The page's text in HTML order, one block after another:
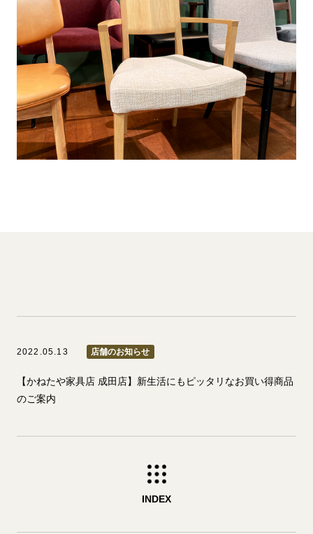
2022.05.13 店舗のお知らせ
【かねたや家具店 成田店】新生活にもピッタリなお買い得商品
のご案内
INDEX